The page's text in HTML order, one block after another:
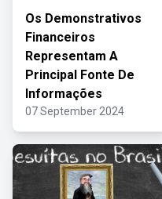
Os Demonstrativos
Financeiros
Representam A
Principal Fonte De
Informações
07 September 2024